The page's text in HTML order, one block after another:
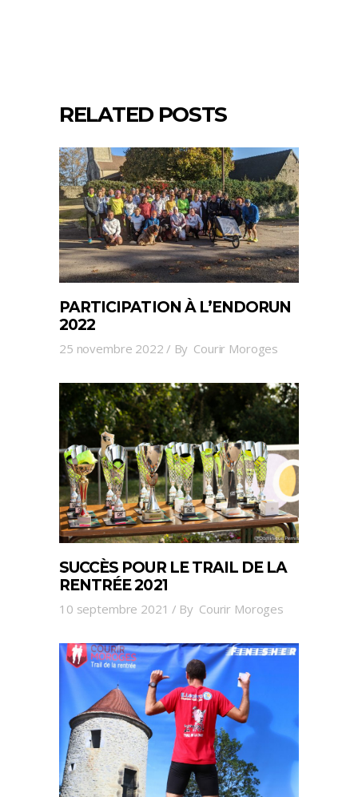
RELATED POSTS
PARTICIPATION À L’ENDORUN
2022
25 novembre 2022 By Courir Moroges
SUCCÈS POUR LE TRAIL DE LA
RENTRÉE 2021
10 septembre 2021 By Courir Moroges